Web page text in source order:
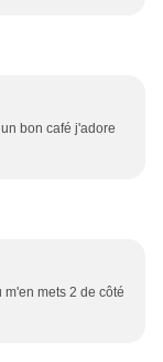
bon café j'adore
m'en mets 2 de côté